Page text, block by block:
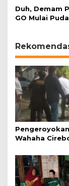
Duh, Demam
GO Mulai
Wahaha
Polisi